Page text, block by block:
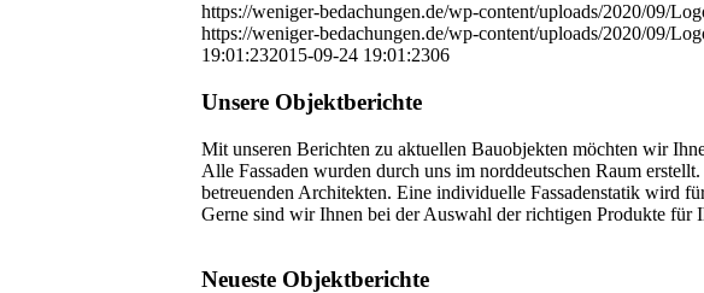
https://weniger-bedachungen.de/wp-content/uploads/2020/09/
https://weniger-bedachungen.de/wp-content/uploads/2020/09/
19:01:232015-09-24 19:01:2306
Unsere Objektberichte
Mit unseren Berichten zu aktuellen Bauobjekten möchten wir
Alle Fassaden wurden durch uns im norddeutschen Raum
betreuenden Architekten. Eine individuelle Fassadenstatik wird
Gerne sind wir Ihnen bei der Auswahl der richtigen Produkte für
Neueste Objektberichte